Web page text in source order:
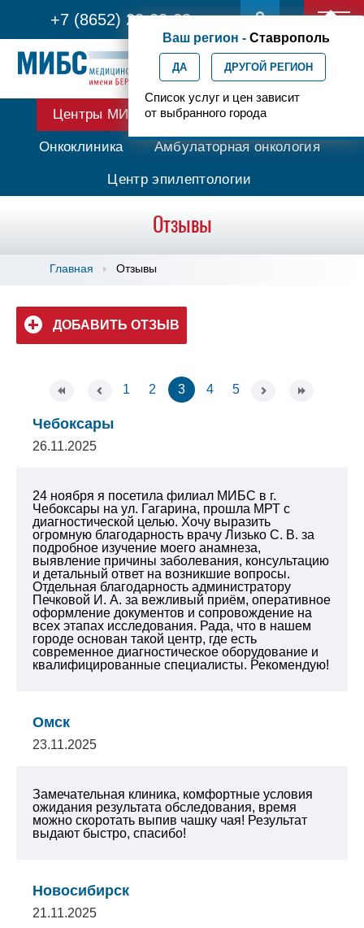
+7 (8652) 28-02-28
Ваш регион - Ставрополь
ДА ДРУГОЙ РЕГИОН
Список услуг и цен зависит
от выбранного города
Центры МИБС Протонная терапия
Онкоклиника Амбулаторная онкология
Центр эпилептологии
Отзывы
Главная Отзывы
ДОБАВИТЬ ОТЗЫВ
1 2 3 4 5
Чебоксары
26.11.2025
24 ноября я посетила филиал МИБС в г.
Чебоксары на ул. Гагарина, прошла МРТ с
диагностической целью. Хочу выразить
огромную благодарность врачу Лизько С. В. за
подробное изучение моего анамнеза,
выявление причины заболевания, консультацию
и детальный ответ на возникшие вопросы.
Отдельная благодарность администратору
Печковой И. А. за вежливый приём, оперативное
оформление документов и сопровождение на
всех этапах исследования. Рада, что в нашем
городе основан такой центр, где есть
современное диагностическое оборудование и
квалифицированные специалисты. Рекомендую!
Омск
23.11.2025
Замечательная клиника, комфортные условия
ожидания результата обследования, время
можно скоротать выпив чашку чая! Результат
выдают быстро, спасибо!
Новосибирск
21.11.2025